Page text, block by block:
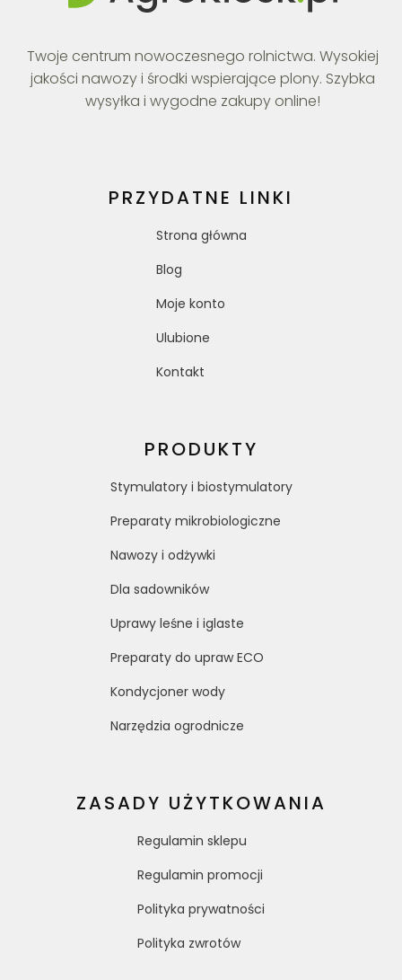
Twoje centrum nowoczesnego rolnictwa. Wysokiej
jakości nawozy i środki wspierające plony. Szybka
wysyłka i wygodne zakupy online!
PRZYDATNE LINKI
Strona główna
Blog
Moje konto
Ulubione
Kontakt
PRODUKTY
Stymulatory i biostymulatory
Preparaty mikrobiologiczne
Nawozy i odżywki
Dla sadowników
Uprawy leśne i iglaste
Preparaty do upraw ECO
Kondycjoner wody
Narzędzia ogrodnicze
ZASADY UŻYTKOWANIA
Regulamin sklepu
Regulamin promocji
Polityka prywatności
Polityka zwrotów